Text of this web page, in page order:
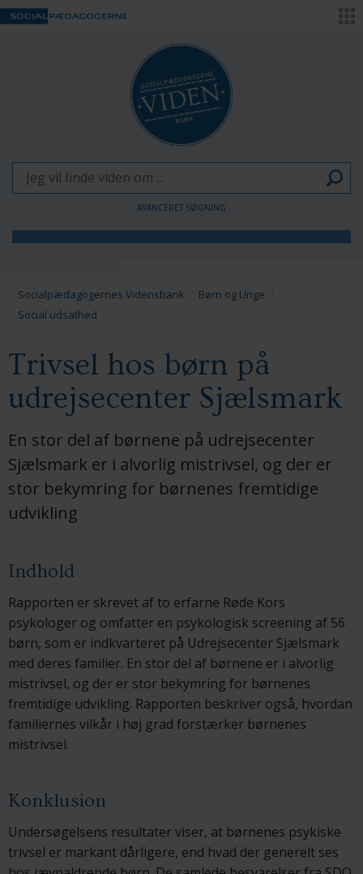
AVANCERET SØGNING
Voksne
Socialpædagogernes Vidensbank
Børn og Unge
Social udsathed
Trivsel hos børn på
udrejsecenter Sjælsmark
En stor del af børnene på udrejsecenter
Sjælsmark er i alvorlig mistrivsel, og der er
stor bekymring for børnenes fremtidige
udvikling
Indhold
Rapporten er skrevet af to erfarne Røde Kors
psykologer og omfatter en psykologisk screening af 56
børn, som er indkvarteret på Udrejsecenter Sjælsmark
med deres familier. En stor del af børnene er i alvorlig
mistrivsel, og der er stor bekymring for børnenes
fremtidige udvikling. Rapporten beskriver også, hvordan
familiernes vilkår i høj grad forstærker børnenes
mistrivsel.
Konklusion
Undersøgelsens resultater viser, at børnenes psykiske
trivsel er markant dårligere, end hvad der generelt ses